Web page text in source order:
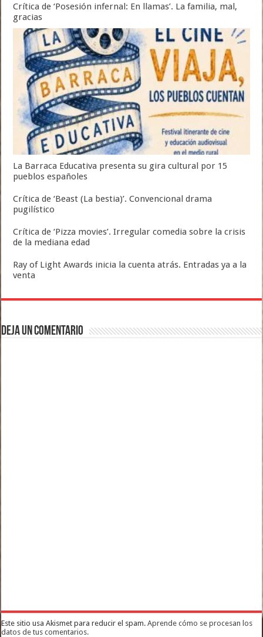
Crítica de ‘Posesión infernal: En llamas’. La familia, mal,
gracias
La Barraca Educativa presenta su gira cultural por 15
pueblos españoles
Crítica de ‘Beast (La bestia)’. Convencional drama
pugilístico
Crítica de ‘Pizza movies’. Irregular comedia sobre la crisis
de la mediana edad
Ray of Light Awards inicia la cuenta atrás. Entradas ya a la
venta
Deja un comentario
Este sitio usa Akismet para reducir el spam.Aprende cómo se procesan los
datos de tus comentarios.